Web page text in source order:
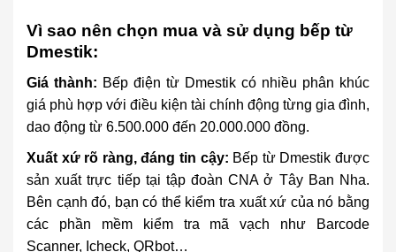
Vì sao nên chọn mua và sử dụng bếp từ
Dmestik:
Giá thành: Bếp điện từ Dmestik có nhiều phân khúc
giá phù hợp với điều kiện tài chính động từng gia đình,
dao động từ 6.500.000 đến 20.000.000 đồng.
Xuất xứ rõ ràng, đáng tin cậy: Bếp từ Dmestik được
sản xuất trực tiếp tại tập đoàn CNA ở Tây Ban Nha.
Bên cạnh đó, bạn có thể kiểm tra xuất xứ của nó bằng
các phần mềm kiểm tra mã vạch như Barcode
Scanner, Icheck, QRbot…